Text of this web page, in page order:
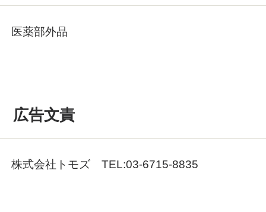
医薬部外品
広告文責
株式会社トモズ TEL:03-6715-8835